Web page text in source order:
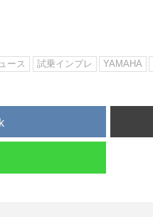
ース 試乗インプレ YAMAHA